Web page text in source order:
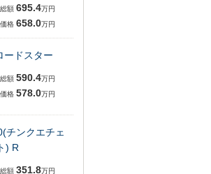
額 695.4万円
格 658.0万円
ードスター
額 590.4万円
格 578.0万円
チンクエチェ
) R
額 351.8万円